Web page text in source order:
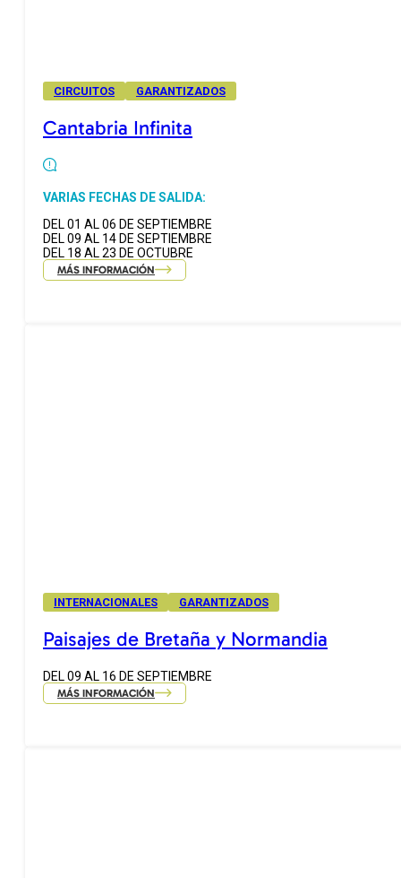
CIRCUITOS GARANTIZADOS
Cantabria Infinita
VARIAS FECHAS DE SALIDA:
DEL 01 AL 06 DE SEPTIEMBRE
DEL 09 AL 14 DE SEPTIEMBRE
DEL 18 AL 23 DE OCTUBRE
MÁS INFORMACIÓN
INTERNACIONALES GARANTIZADOS
Paisajes de Bretaña y Normandia
DEL 09 AL 16 DE SEPTIEMBRE
MÁS INFORMACIÓN